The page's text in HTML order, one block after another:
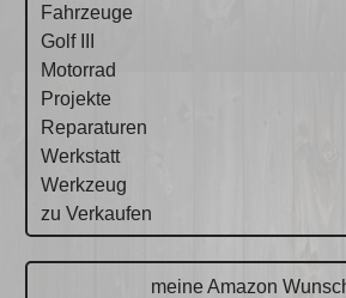
Fahrzeuge
Golf III
Motorrad
Projekte
Reparaturen
Werkstatt
Werkzeug
zu Verkaufen
meine Amazon